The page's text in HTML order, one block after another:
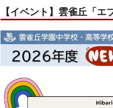
【イベント】雲雀丘「エ